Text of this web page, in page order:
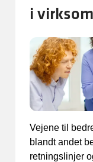
i
Vejene til
blandt andet
retningslinjer